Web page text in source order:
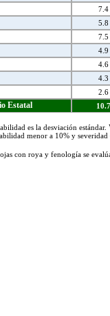
7.4
5.8
7.5
4.9
4.6
4.3
2.6
Estatal 10.7
es la desviación
menor a 10% y severidad
con roya y fenología se